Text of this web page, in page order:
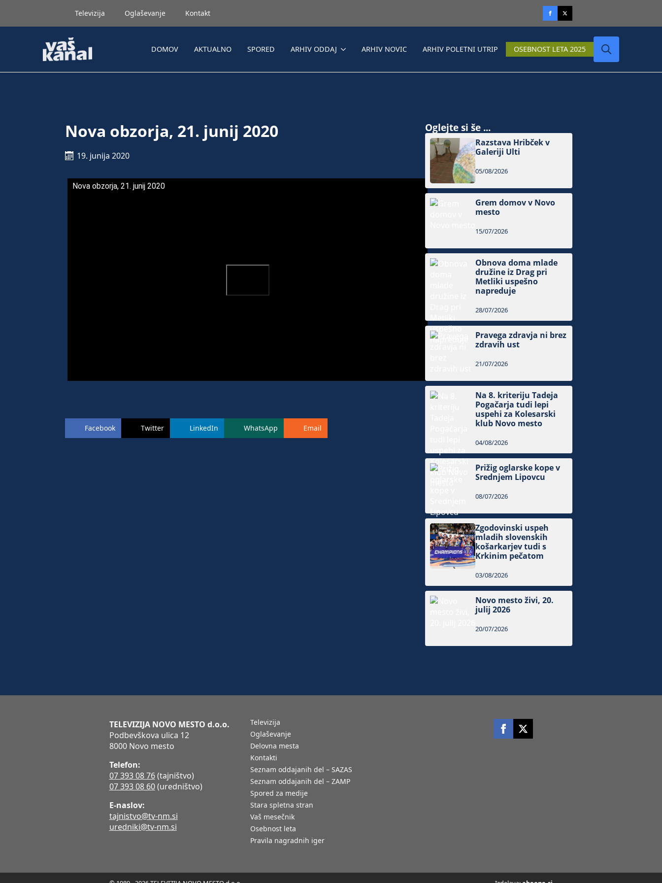
Televizija Oglaševanje Kontakt
DOMOV AKTUALNO SPORED ARHIV ODDAJ ARHIV NOVIC ARHIV POLETNI UTRIP OSEBNOST LETA 2025
Nova obzorja, 21. junij 2020
19. junija 2020
Nova obzorja, 21. junij 2020
Facebook Twitter LinkedIn WhatsApp Email
Oglejte si še ...
Razstava Hribček v
Galeriji Ulti
05/08/2026
Grem domov v Novo
mesto
15/07/2026
Obnova doma mlade
družine iz Drag pri
Metliki uspešno
napreduje
28/07/2026
Pravega zdravja ni brez
zdravih ust
21/07/2026
Na 8. kriteriju Tadeja
Pogačarja tudi lepi
uspehi za Kolesarski
klub Novo mesto
04/08/2026
Prižig oglarske kope v
Srednjem Lipovcu
08/07/2026
Zgodovinski uspeh
mladih slovenskih
košarkarjev tudi s
Krkinim pečatom
03/08/2026
Novo mesto živi, 20.
julij 2026
20/07/2026
TELEVIZIJA NOVO MESTO d.o.o.
Podbevškova ulica 12
8000 Novo mesto
Telefon:
07 393 08 76(tajništvo)
07 393 08 60(uredništvo)
E-naslov:
tajnistvo@tv-nm.si
uredniki@tv-nm.si
Televizija
Oglaševanje
Delovna mesta
Kontakti
Seznam oddajanih del – SAZAS
Seznam oddajanih del – ZAMP
Spored za medije
Stara spletna stran
Vaš mesečnik
Osebnost leta
Pravila nagradnih iger